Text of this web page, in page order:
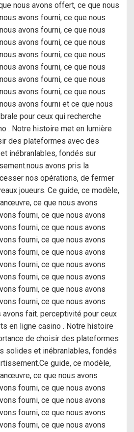
nous avons offert, ce que nous
avons fourni, ce que nous
avons fourni, ce que nous
avons fourni, ce que nous
avons fourni, ce que nous
avons fourni, ce que nous
avons fourni, ce que nous
avons fourni, ce que nous
avons fourni et ce que nous
pour ceux qui recherche
. Notre histoire met en lumière
des plateformes avec des
inébranlables, fondés sur
avons pris la
nos opérations, de fermer
joueurs. Ce guide, ce modèle,
ce que nous avons
fourni, ce que nous avons
fourni, ce que nous avons
fourni, ce que nous avons
fourni, ce que nous avons
fourni, ce que nous avons
fourni, ce que nous avons
fourni, ce que nous avons
fourni, ce que nous avons
avons fait. perceptivité pour ceux
en ligne casino . Notre histoire
de choisir des plateformes
solides et inébranlables, fondés
guide, ce modèle,
ce que nous avons
fourni, ce que nous avons
fourni, ce que nous avons
fourni, ce que nous avons
fourni, ce que nous avons